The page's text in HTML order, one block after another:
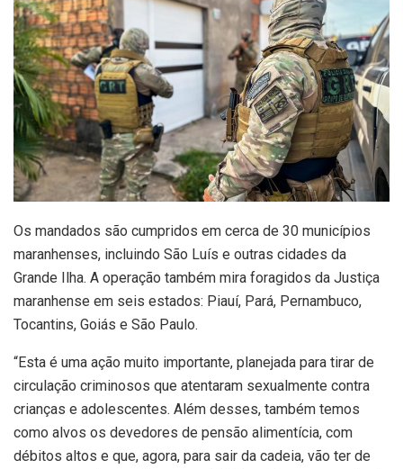
Os mandados são cumpridos em cerca de 30 municípios
maranhenses, incluindo São Luís e outras cidades da
Grande Ilha. A operação também mira foragidos da Justiça
maranhense em seis estados: Piauí, Pará, Pernambuco,
Tocantins, Goiás e São Paulo.
“Esta é uma ação muito importante, planejada para tirar de
circulação criminosos que atentaram sexualmente contra
crianças e adolescentes. Além desses, também temos
como alvos os devedores de pensão alimentícia, com
débitos altos e que, agora, para sair da cadeia, vão ter de